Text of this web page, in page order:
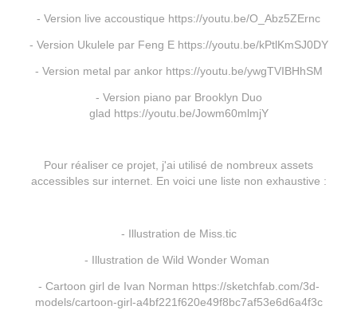
- Version live accoustique https://youtu.be/O_Abz5ZErnc
- Version Ukulele par Feng E https://youtu.be/kPtlKmSJ0DY
- Version metal par ankor https://youtu.be/ywgTVIBHhSM
- Version piano par Brooklyn Duo
glad https://youtu.be/Jowm60mlmjY
Pour réaliser ce projet, j'ai utilisé de nombreux assets
accessibles sur internet. En voici une liste non exhaustive :
- Illustration de Miss.tic
- Illustration de Wild Wonder Woman
- Cartoon girl de Ivan Norman https://sketchfab.com/3d-
models/cartoon-girl-a4bf221f620e49f8bc7af53e6d6a4f3c